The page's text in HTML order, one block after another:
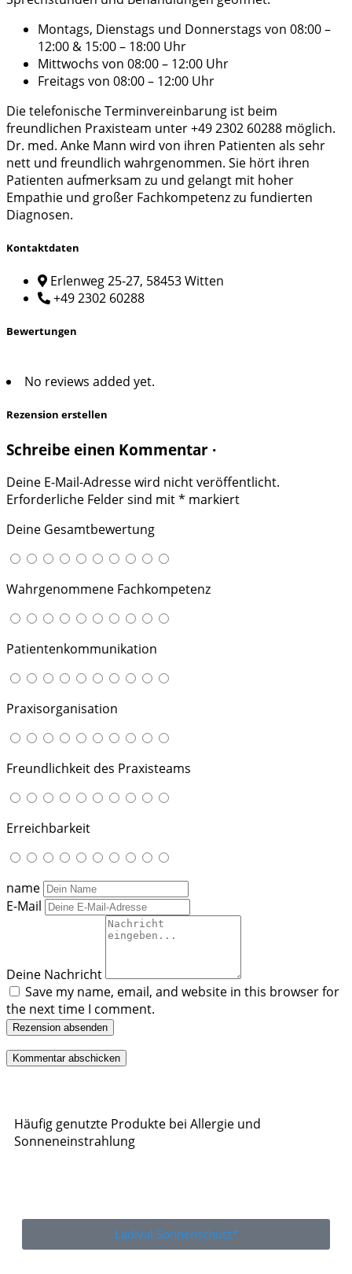
Montags, Dienstags und Donnerstags von 08:00 –
12:00 & 15:00 – 18:00 Uhr
Mittwochs von 08:00 – 12:00 Uhr
Freitags von 08:00 – 12:00 Uhr
Die telefonische Terminvereinbarung ist beim
freundlichen Praxisteam unter +49 2302 60288 möglich.
Dr. med. Anke Mann wird von ihren Patienten als sehr
nett und freundlich wahrgenommen. Sie hört ihren
Patienten aufmerksam zu und gelangt mit hoher
Empathie und großer Fachkompetenz zu fundierten
Diagnosen.
Kontaktdaten
Erlenweg 25-27, 58453 Witten
+49 2302 60288
Bewertungen
No reviews added yet.
Rezension erstellen
Schreibe einen Kommentar ·
Deine E-Mail-Adresse wird nicht veröffentlicht.
Erforderliche Felder sind mit* markiert
Deine Gesamtbewertung
Wahrgenommene Fachkompetenz
Patientenkommunikation
Praxisorganisation
Freundlichkeit des Praxisteams
Erreichbarkeit
name
E-Mail
Deine Nachricht
Save my name, email, and website in this browser for
the next time I comment.
Rezension absenden
Häufig genutzte Produkte bei Allergie und
Sonneneinstrahlung
Ladival Sonnenschutz*